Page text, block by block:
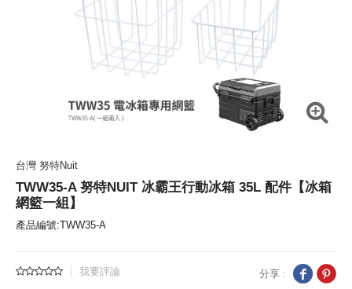
台灣 努特Nuit
TWW35-A 努特NUIT 冰霸王行動冰箱 35L 配件【冰箱
網籃一組】
產品編號:TWW35-A
我要評論 分享 :